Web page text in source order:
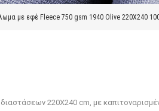
με εφέ Fleece 750 gsm 1940 Olive 220X240
220X240 cm, με